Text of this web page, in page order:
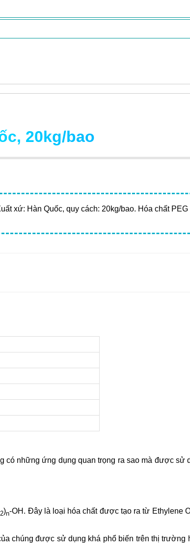
20kg/bao
xứ: Hàn Quốc, quy cách: 20kg/bao. Hóa chất
có những ứng dụng quan trọng ra sao mà được sử
2)n-OH. Đây là loại hóa chất được tạo ra từ Ethylene
chúng được sử dụng khá phổ biến trên thị trường